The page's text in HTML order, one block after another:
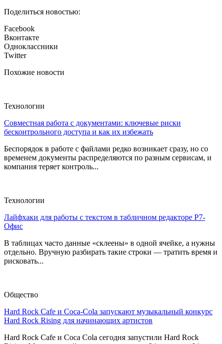
Поделиться новостью:
Facebook
Вконтакте
Одноклассники
Twitter
Похожие новости
Технологии
Совместная работа с документами: ключевые риски
бесконтрольного доступа и как их избежать
Беспорядок в работе с файлами редко возникает сразу, но со
временем документы распределяются по разным сервисам, и
компания теряет контроль...
Технологии
Лайфхаки для работы с текстом в табличном редакторе Р7-
Офис
В таблицах часто данные «склеены» в одной ячейке, а нужны
отдельно. Вручную разбирать такие строки — тратить время и
рисковать...
Общество
Hard Rock Cafe и Coca-Cola запускают музыкальный конкурс
Hard Rock Rising для начинающих артистов
Hard Rock Cafe и Coca Cola сегодня запустили Hard Rock